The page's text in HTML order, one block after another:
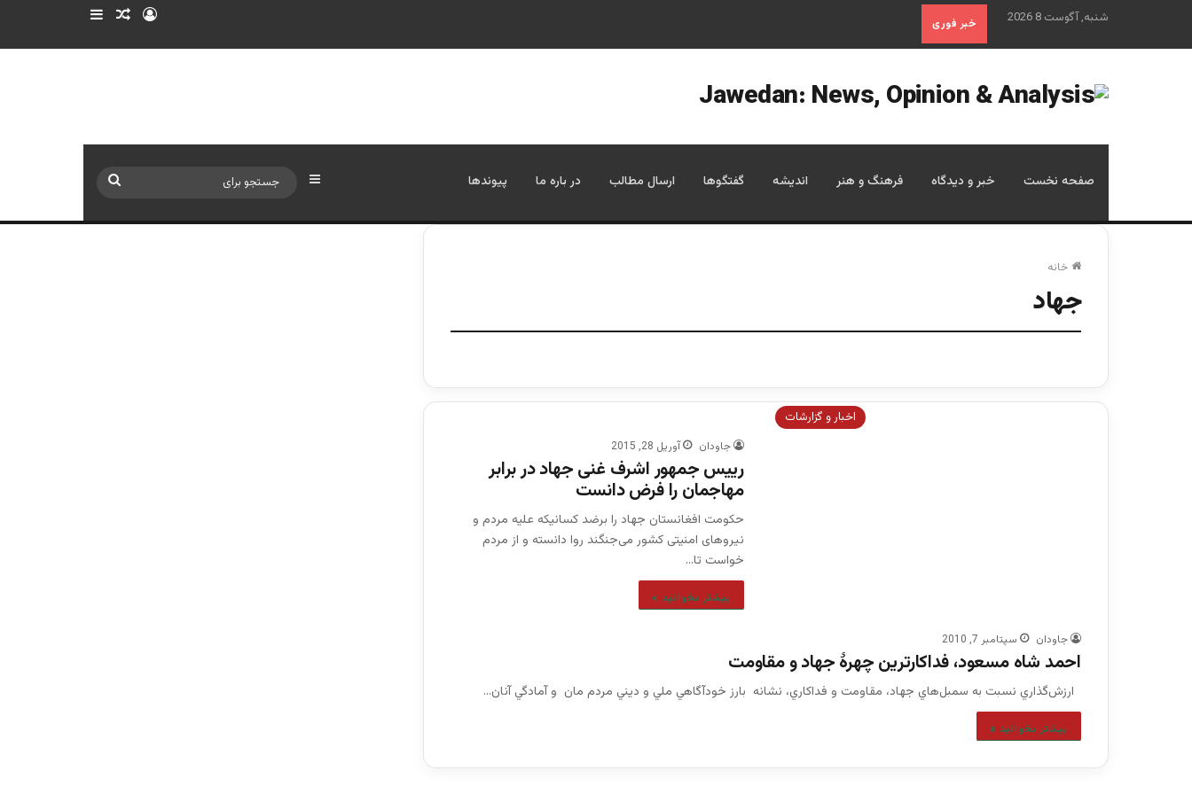
شنبه, آگوست 8 2026 خبر فوری ورود نوشته تصادفی
صفحه نخست خبر و دیدگاه فرهنگ و هنر اندیشه گفتگوها ارسال مطالب در باره ما پیوندها سایدبار
خانه
جهاد
اخبار و گزارشات
جاودان آوریل 28, 2015
رییس جمهور اشرف غنی جهاد در برابر
مهاجمان را فرض دانست
حکومت افغانستان جهاد را برضد کسانیکه علیه مردم و
نیروهای امنیتی کشور می‌جنگند روا دانسته و از مردم
خواست تا…
بیشتر بخوانید »
جاودان سپتامبر 7, 2010
احمد شاه مسعود، فداکارترین چهرۀ جهاد و مقاومت
ارزش‌گذاري نسبت به سمبل‌هاي جهاد، مقاومت و فداكاري، نشانه بارز خودآگاهي ملي و ديني مردم مان و آمادگي آنان…
بیشتر بخوانید »